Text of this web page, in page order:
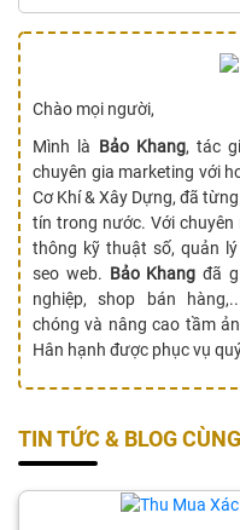
Chào mọi người,
Mình là Bảo Khang, tác
chuyên gia marketing với
Cơ Khí & Xây Dựng, đã
tín trong nước. Với
thông kỹ thuật số, quản
seo web. Bảo Khang đã
nghiệp, shop bán
chóng và nâng cao tầm
Hân hạnh được phục vụ
TIN TỨC & BLOG